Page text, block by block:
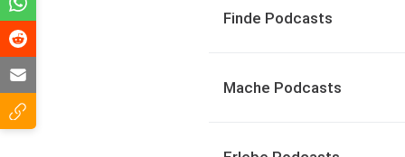
Finde Podcasts
Mache Podcasts